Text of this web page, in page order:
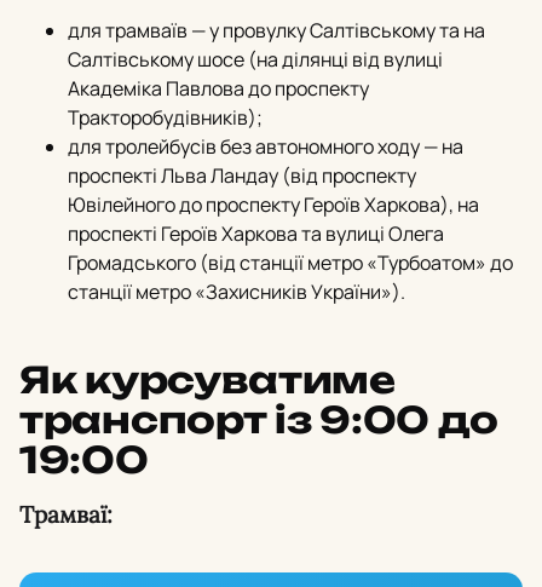
для трамваїв — у провулку Салтівському та на
Салтівському шосе (на ділянці від вулиці
Академіка Павлова до проспекту
Тракторобудівників);
для тролейбусів без автономного ходу — на
проспекті Льва Ландау (від проспекту
Ювілейного до проспекту Героїв Харкова), на
проспекті Героїв Харкова та вулиці Олега
Громадського (від станції метро «Турбоатом» до
станції метро «Захисників України»).
Як курсуватиме
транспорт із 9:00 до
19:00
Трамваї: